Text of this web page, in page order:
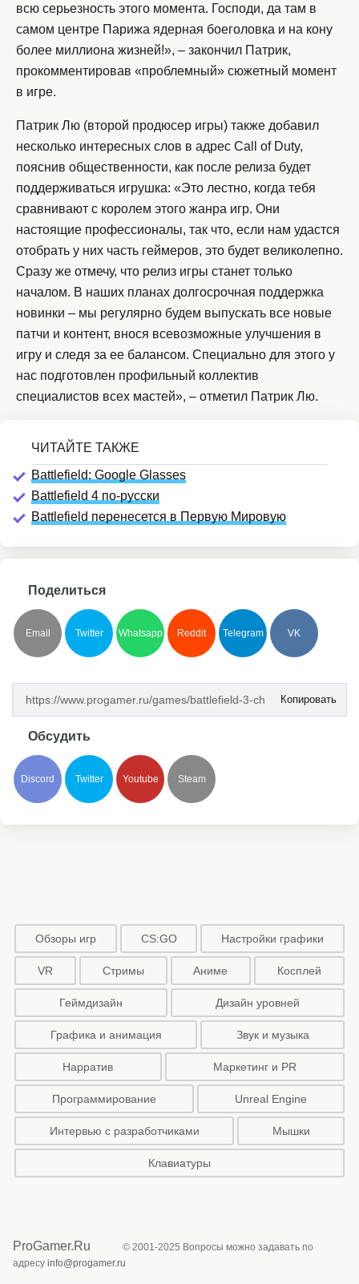
всю серьезность этого момента. Господи, да там в
самом центре Парижа ядерная боеголовка и на кону
более миллиона жизней!», – закончил Патрик,
прокомментировав «проблемный» сюжетный момент
в игре.
Патрик Лю (второй продюсер игры) также добавил
несколько интересных слов в адрес Call of Duty,
пояснив общественности, как после релиза будет
поддерживаться игрушка: «Это лестно, когда тебя
сравнивают с королем этого жанра игр. Они
настоящие профессионалы, так что, если нам удастся
отобрать у них часть геймеров, это будет великолепно.
Сразу же отмечу, что релиз игры станет только
началом. В наших планах долгосрочная поддержка
новинки – мы регулярно будем выпускать все новые
патчи и контент, внося всевозможные улучшения в
игру и следя за ее балансом. Специально для этого у
нас подготовлен профильный коллектив
специалистов всех мастей», – отметил Патрик Лю.
Battlefield: Google Glasses
Battlefield 4 по-русски
Battlefield перенесется в Первую Мировую
Поделиться
Email Twitter Whatsapp Reddit Telegram VK
Копировать
Обсудить
Discord Twitter Youtube Steam
Обзоры игр CS:GO Настройки графики
VR Стримы Аниме Косплей
Геймдизайн Дизайн уровней
Графика и анимация Звук и музыка
Нарратив Маркетинг и PR
Программирование Unreal Engine
Интервью с разработчиками Мышки
Клавиатуры
ProGamer.Ru
© 2001-2025 Вопросы можно задавать по
адресу info@progamer.ru